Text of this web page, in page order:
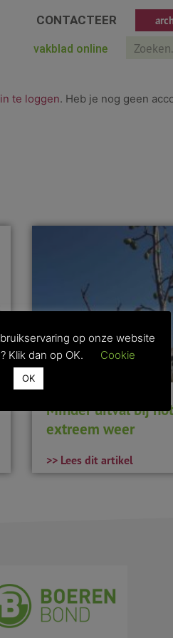
CONTACTEER
vakblad online Search
te loggen. Heb je nog geen
Minder uitval bij
extreem weer
>> Lees dit artikel
op onze website
Klik dan op OK.
Cookie
OK